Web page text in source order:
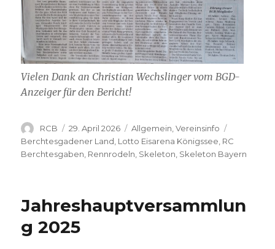
Vielen Dank an Christian Wechslinger vom BGD-
Anzeiger für den Bericht!
Autor
RCB
Veröffentlicht
am
29. April 2026 Kategorien
Allgemein ,Vereinsinfo
Berchtesgadener Land Lotto Eisarena Königssee RC
Berchtesgaben Rennrodeln Skeleton Skeleton Bayern
Jahreshauptversammlun
g 2025